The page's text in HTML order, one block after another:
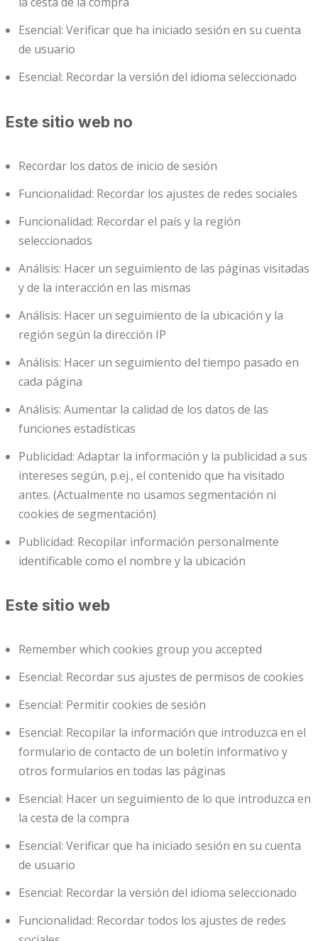
Esencial: Verificar que ha iniciado sesión en su cuenta
de usuario
Esencial: Recordar la versión del idioma seleccionado
Este sitio web no
Recordar los datos de inicio de sesión
Funcionalidad: Recordar los ajustes de redes sociales
Funcionalidad: Recordar el país y la región
seleccionados
Análisis: Hacer un seguimiento de las páginas visitadas
y de la interacción en las mismas
Análisis: Hacer un seguimiento de la ubicación y la
región según la dirección IP
Análisis: Hacer un seguimiento del tiempo pasado en
cada página
Análisis: Aumentar la calidad de los datos de las
funciones estadísticas
Publicidad: Adaptar la información y la publicidad a sus
intereses según, p.ej., el contenido que ha visitado
antes. (Actualmente no usamos segmentación ni
cookies de segmentación)
Publicidad: Recopilar información personalmente
identificable como el nombre y la ubicación
Este sitio web
Remember which cookies group you accepted
Esencial: Recordar sus ajustes de permisos de cookies
Esencial: Permitir cookies de sesión
Esencial: Recopilar la información que introduzca en el
formulario de contacto de un boletín informativo y
otros formularios en todas las páginas
Esencial: Hacer un seguimiento de lo que introduzca en
la cesta de la compra
Esencial: Verificar que ha iniciado sesión en su cuenta
de usuario
Esencial: Recordar la versión del idioma seleccionado
Funcionalidad: Recordar todos los ajustes de redes